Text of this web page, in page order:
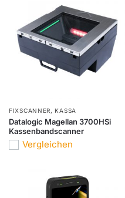
FIXSCANNER,KASSA
Datalogic Magellan 3700HSi
Kassenbandscanner
Vergleichen